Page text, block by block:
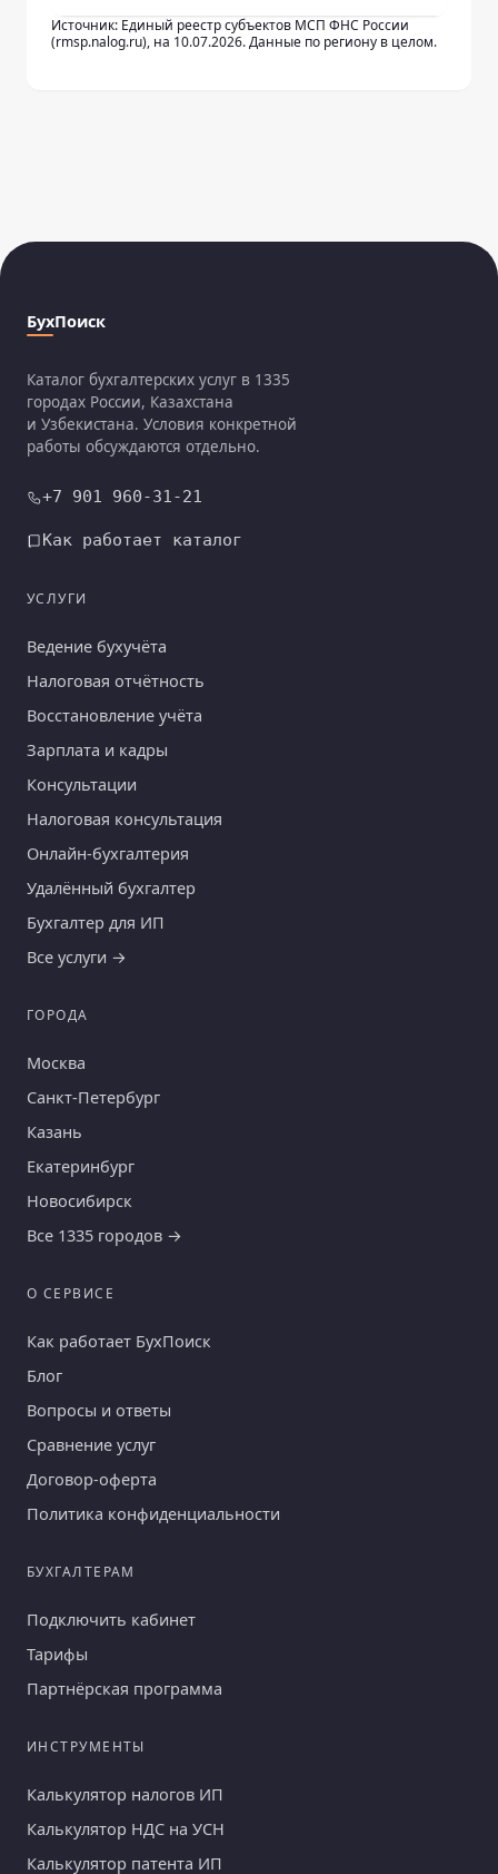
Источник: Единый реестр субъектов МСП ФНС России
(rmsp.nalog.ru), на 10.07.2026. Данные по региону в целом.
БухПоиск
Каталог бухгалтерских услуг в 1335
городах России, Казахстана
и Узбекистана. Условия конкретной
работы обсуждаются отдельно.
+7 901 960-31-21
Как работает каталог
УСЛУГИ
Ведение бухучёта
Налоговая отчётность
Восстановление учёта
Зарплата и кадры
Консультации
Налоговая консультация
Онлайн-бухгалтерия
Удалённый бухгалтер
Бухгалтер для ИП
Все услуги →
ГОРОДА
Москва
Санкт-Петербург
Казань
Екатеринбург
Новосибирск
Все 1335 городов →
О СЕРВИСЕ
Как работает БухПоиск
Блог
Вопросы и ответы
Сравнение услуг
Договор-оферта
Политика конфиденциальности
БУХГАЛТЕРАМ
Подключить кабинет
Тарифы
Партнёрская программа
ИНСТРУМЕНТЫ
Калькулятор налогов ИП
Калькулятор НДС на УСН
Калькулятор патента ИП